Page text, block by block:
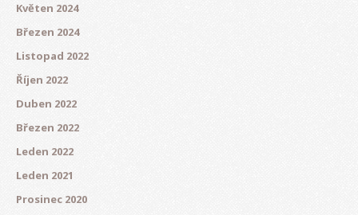
Květen 2024
Březen 2024
Listopad 2022
Říjen 2022
Duben 2022
Březen 2022
Leden 2022
Leden 2021
Prosinec 2020